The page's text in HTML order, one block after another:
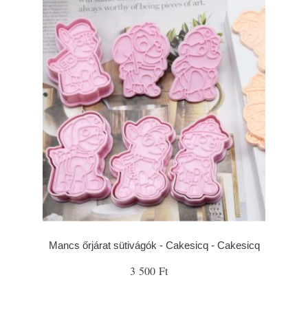
Mancs őrjárat sütivágók - Cakesicq - Cakesicq
3 500 Ft